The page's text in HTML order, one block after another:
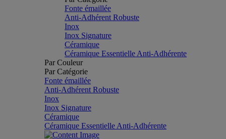
Fonte émaillée
Anti-Adhérent Robuste
Inox
Inox Signature
Céramique
Céramique Essentielle Anti-Adhérente
Par Couleur
Par Catégorie
Fonte émaillée
Anti-Adhérent Robuste
Inox
Inox Signature
Céramique
Céramique Essentielle Anti-Adhérente